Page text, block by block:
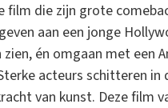
die zijn grote
aan een jonge
én omgaan met een
acteurs schitteren
van kunst. Deze film